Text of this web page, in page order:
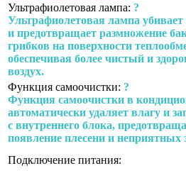
Ультрафиолетовая лампа: ?
Ультрафиолетовая лампа
и предотвращает размножение
грибков на поверхности
обеспечивая более чистый и
воздух.
Функция самоочистки: ?
Функция самоочистки в
автоматически удаляет влагу и
с внутреннего блока,
появление плесени и неприятных
Подключение питания: